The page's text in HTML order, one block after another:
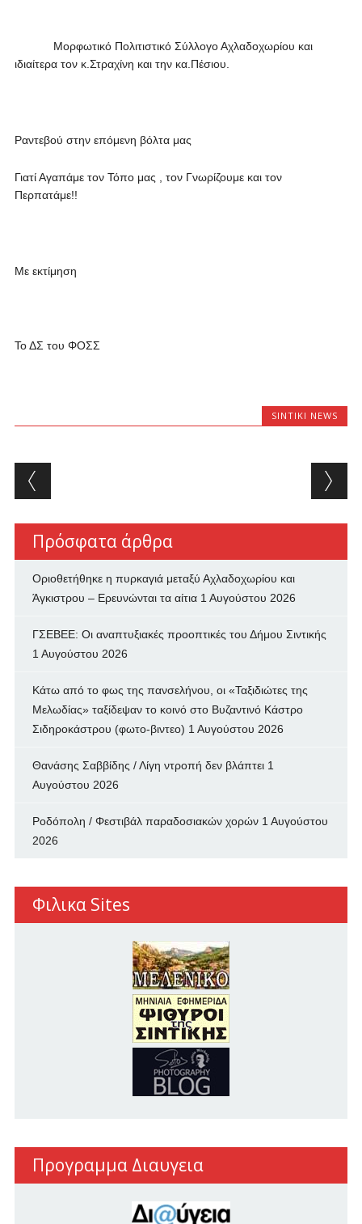
Μορφωτικό Πολιτιστικό Σύλλογο Αχλαδοχωρίου και
ιδιαίτερα τον κ.Στραχίνη και την κα.Πέσιου.
Ραντεβού στην επόμενη βόλτα μας
Γιατί Αγαπάμε τον Τόπο μας , τον Γνωρίζουμε και τον
Περπατάμε!!
Με εκτίμηση
Το ΔΣ του ΦΟΣΣ
SINTIKI NEWS
Post navigation
Πρόσφατα άρθρα
Οριοθετήθηκε η πυρκαγιά μεταξύ Αχλαδοχωρίου και
Άγκιστρου – Ερευνώνται τα αίτια 1 Αυγούστου 2026
ΓΣΕΒΕΕ: Οι αναπτυξιακές προοπτικές του Δήμου Σιντικής
1 Αυγούστου 2026
Κάτω από το φως της πανσελήνου, οι «Ταξιδιώτες της
Μελωδίας» ταξίδεψαν το κοινό στο Βυζαντινό Κάστρο
Σιδηροκάστρου (φωτο-βιντεο) 1 Αυγούστου 2026
Θανάσης Σαββίδης / Λίγη ντροπή δεν βλάπτει 1
Αυγούστου 2026
Ροδόπολη / Φεστιβάλ παραδοσιακών χορών 1 Αυγούστου
2026
Φιλικα Sites
Προγραμμα Διαυγεια